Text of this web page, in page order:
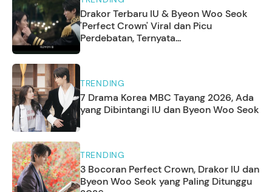
Drakor Terbaru IU & Byeon Woo Seok
'Perfect Crown' Viral dan Picu
Perdebatan, Ternyata...
TRENDING
7 Drama Korea MBC Tayang 2026, Ada
yang Dibintangi IU dan Byeon Woo Seok
TRENDING
3 Bocoran Perfect Crown, Drakor IU dan
Byeon Woo Seok yang Paling Ditunggu